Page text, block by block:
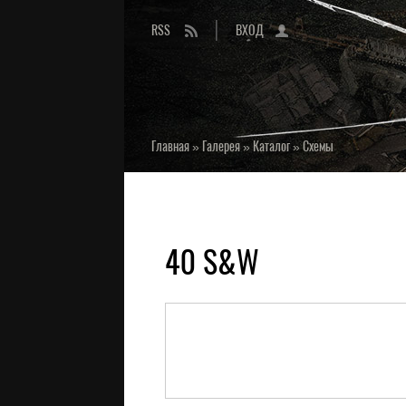
RSS ВХОД
Главная» Галерея»Каталог»Схемы
40 S&W